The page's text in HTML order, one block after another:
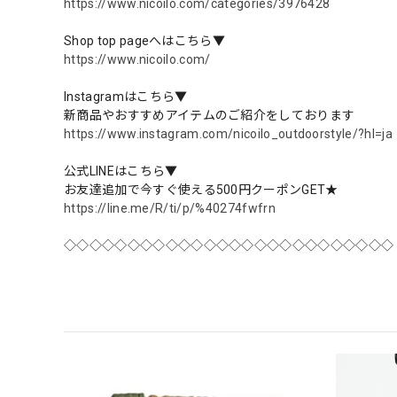
https://www.nicoilo.com/categories/3976428
Shop top pageへはこちら▼
https://www.nicoilo.com/
Instagramはこちら▼
新商品やおすすめアイテムのご紹介をしております
https://www.instagram.com/nicoilo_outdoorstyle/?hl=ja
公式LINEはこちら▼
お友達追加で今すぐ使える500円クーポンGET★
https://line.me/R/ti/p/%40274fwfrn
◇◇◇◇◇◇◇◇◇◇◇◇◇◇◇◇◇◇◇◇◇◇◇◇◇◇